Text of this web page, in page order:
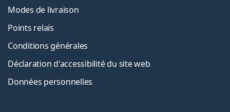
Modes de livraison
Points relais
Conditions générales
Déclaration d'accessibilité du site web
Données personnelles